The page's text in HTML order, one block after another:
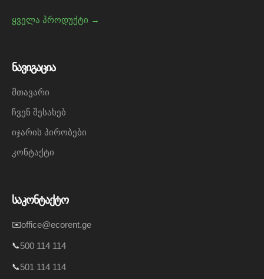
ყველა პროდუქტი →
ნავიგაცია
მთავარი
ჩვენ შესახებ
იჯარის პირობები
კონტაქტი
საკონტაქტო
✉️office@ecorent.ge
📞500 114 114
📞501 114 114